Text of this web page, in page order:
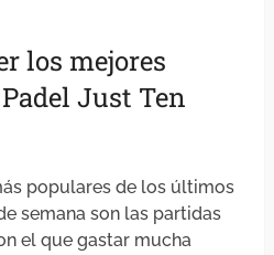
los mejores
Just Ten
populares de los últimos
semana son las partidas
el que gastar mucha